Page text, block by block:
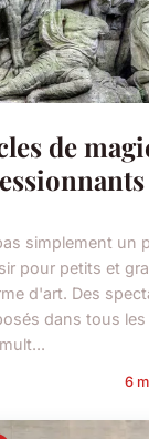
de
simplement un
pour petits et
d'art. Des
dans tous
6